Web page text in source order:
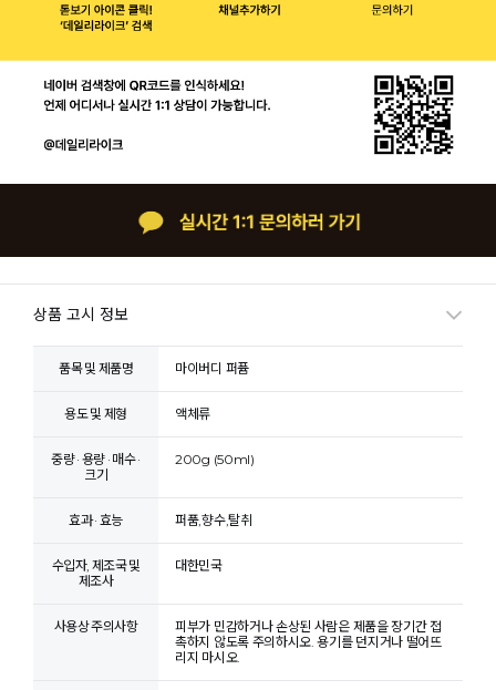
상품 고시 정보
품목 및 제품명 마이버디 퍼퓸
용도 및 제형 액체류
중량 · 용량 · 매수 ·
크기
200g (50ml)
효과 · 효능 퍼품,향수,탈취
수입자, 제조국 및
제조사
대한민국
사용상 주의사항
피부가 민감하거나 손상된 사람은 제품을 장기간 접
촉하지 않도록 주의하시오. 용기를 던지거나 떨어뜨
리지 마시오.